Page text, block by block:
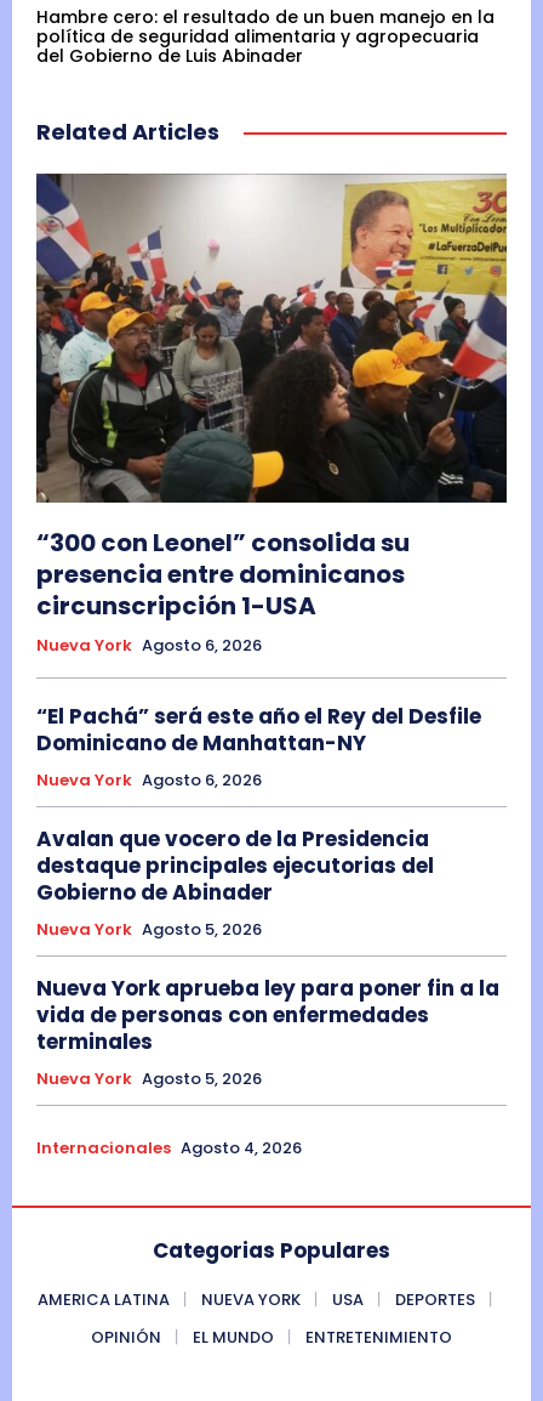
Hambre cero: el resultado de un buen manejo en la
política de seguridad alimentaria y agropecuaria
del Gobierno de Luis Abinader
Related Articles
“300 con Leonel” consolida su
presencia entre dominicanos
circunscripción 1-USA
Nueva York Agosto 6, 2026
“El Pachá” será este año el Rey del Desfile
Dominicano de Manhattan-NY
Nueva York Agosto 6, 2026
Avalan que vocero de la Presidencia
destaque principales ejecutorias del
Gobierno de Abinader
Nueva York Agosto 5, 2026
Nueva York aprueba ley para poner fin a la
vida de personas con enfermedades
terminales
Nueva York Agosto 5, 2026
Internacionales Agosto 4, 2026
Categorias Populares
AMERICA LATINA NUEVA YORK USA
DEPORTES
OPINIÓN
EL MUNDO ENTRETENIMIENTO